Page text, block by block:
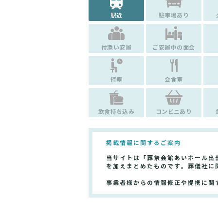
駅近 駐車場あり
付添い安置 ご安置中の面会
控室 会食室
飲食持ち込み コンビニあり
掲載情報に関するご案内
当サイトは「葬祭会館あいホール
を加えまとめたものです。葬儀社
事業者様からの情報修正や提携に